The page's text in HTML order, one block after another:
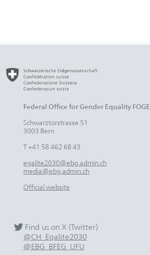
Federal Office for Gender Equality FOGE
Schwarztorstrasse 51
3003 Bern
T +41 58 462 68 43
egalite2030@ebg.admin.ch
media@ebg.admin.ch
Official website
Find us on X (Twitter)
@CH_Egalite2030
@EBG_BFEG_UFU